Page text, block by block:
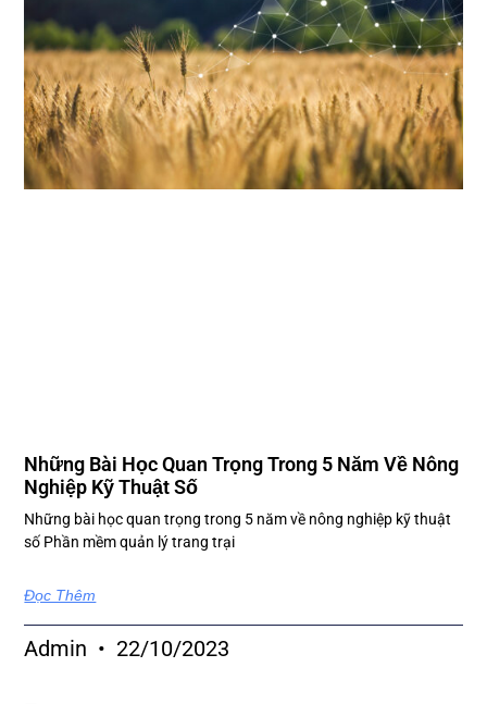
Những Bài Học Quan Trọng Trong 5 Năm Về Nông
Nghiệp Kỹ Thuật Số
Những bài học quan trọng trong 5 năm về nông nghiệp kỹ thuật
số Phần mềm quản lý trang trại
Đọc Thêm
Admin 22/10/2023